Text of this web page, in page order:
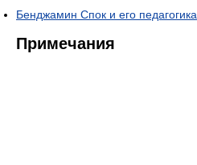
Бенджамин Спок и его педагогика
Примечания